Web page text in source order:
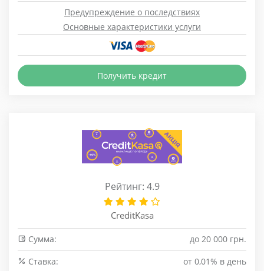
Предупреждение о последствиях
Основные характеристики услуги
Получить кредит
Рейтинг: 4.9
CreditKasa
Сумма:
до 20 000 грн.
Cтавка:
от 0,01% в день